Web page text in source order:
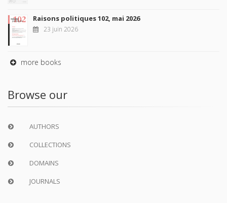
Raisons politiques 102, mai 2026
23 juin 2026
more books
Browse our
AUTHORS
COLLECTIONS
DOMAINS
JOURNALS